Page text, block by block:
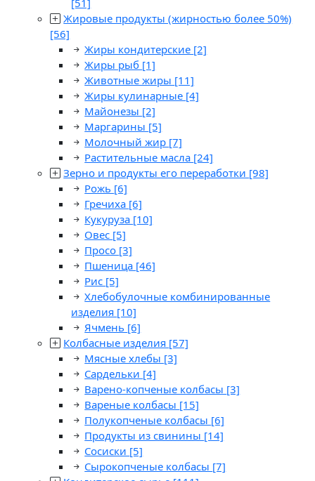
[51]
Жировые продукты (жирностью более 50%)
[56]
Жиры кондитерские [2]
Жиры рыб [1]
Животные жиры [11]
Жиры кулинарные [4]
Майонезы [2]
Маргарины [5]
Молочный жир [7]
Растительные масла [24]
Зерно и продукты его переработки [98]
Рожь [6]
Гречиха [6]
Кукуруза [10]
Овес [5]
Просо [3]
Пшеница [46]
Рис [5]
Хлебобулочные комбинированные
изделия [10]
Ячмень [6]
Колбасные изделия [57]
Мясные хлебы [3]
Сардельки [4]
Варено-копченые колбасы [3]
Вареные колбасы [15]
Полукопченые колбасы [6]
Продукты из свинины [14]
Сосиски [5]
Сырокопченые колбасы [7]